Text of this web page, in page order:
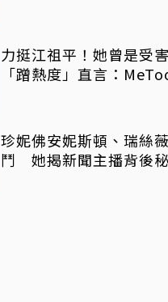
力挺江祖平！她曾是受
「蹭熱度」直言：
珍妮佛安妮斯頓、瑞絲
鬥 她揭新聞主播背後